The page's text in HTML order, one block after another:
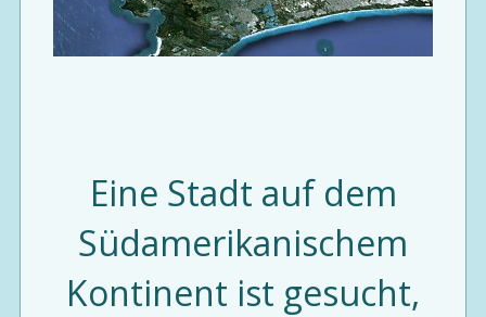
Eine Stadt auf dem
Südamerikanischem
Kontinent ist gesucht,